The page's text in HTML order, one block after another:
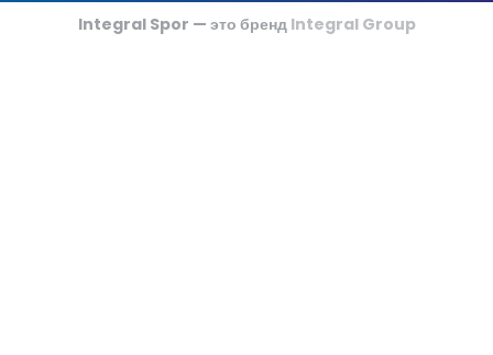
Американский Футбол
Integral Spor — это бренд Integral Group